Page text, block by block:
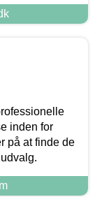
inden for
på at finde de